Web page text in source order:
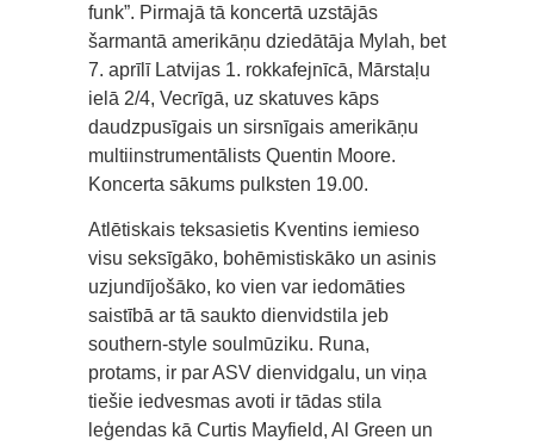
funk”. Pirmajā tā koncertā uzstājās
šarmantā amerikāņu dziedātāja Mylah, bet
7. aprīlī Latvijas 1. rokkafejnīcā, Mārstaļu
ielā 2/4, Vecrīgā, uz skatuves kāps
daudzpusīgais un sirsnīgais amerikāņu
multiinstrumentālists Quentin Moore.
Koncerta sākums pulksten 19.00.
Atlētiskais teksasietis Kventins iemieso
visu seksīgāko, bohēmistiskāko un asinis
uzjundījošāko, ko vien var iedomāties
saistībā ar tā saukto dienvidstila jeb
southern-style soulmūziku. Runa,
protams, ir par ASV dienvidgalu, un viņa
tiešie iedvesmas avoti ir tādas stila
leģendas kā Curtis Mayfield, Al Green un